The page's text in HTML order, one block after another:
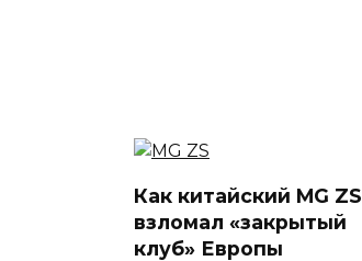
Как китайский MG ZS
взломал «закрытый
клуб» Европы